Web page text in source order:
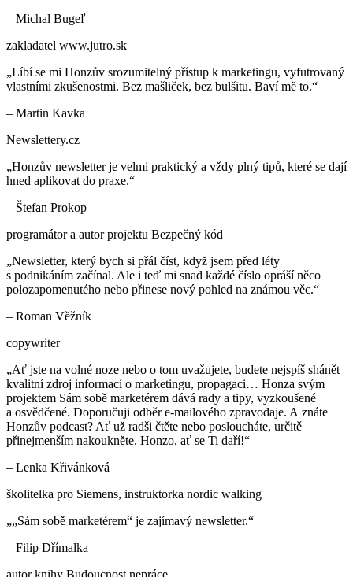
– Michal Bugeľ
zakladatel www.jutro.sk
„Líbí se mi Honzův srozumitelný přístup k marketingu, vyfutrovaný
vlastními zkušenostmi. Bez mašliček, bez bulšitu. Baví mě to.“
– Martin Kavka
Newslettery.cz
„Honzův newsletter je velmi praktický a vždy plný tipů, které se dají
hned aplikovat do praxe.“
– Štefan Prokop
programátor a autor projektu Bezpečný kód
„Newsletter, který bych si přál číst, když jsem před léty
s podnikáním začínal. Ale i teď mi snad každé číslo opráší něco
polozapomenutého nebo přinese nový pohled na známou věc.“
– Roman Věžník
copywriter
„Ať jste na volné noze nebo o tom uvažujete, budete nejspíš shánět
kvalitní zdroj informací o marketingu, propagaci… Honza svým
projektem Sám sobě marketérem dává rady a tipy, vyzkoušené
a osvědčené. Doporučuji odběr e-mailového zpravodaje. A znáte
Honzův podcast? Ať už radši čtěte nebo posloucháte, určitě
přinejmenším nakoukněte. Honzo, ať se Ti daří!“
– Lenka Křivánková
školitelka pro Siemens, instruktorka nordic walking
„„Sám sobě marketérem“ je zajímavý newsletter.“
– Filip Dřímalka
autor knihy Budoucnost nepráce